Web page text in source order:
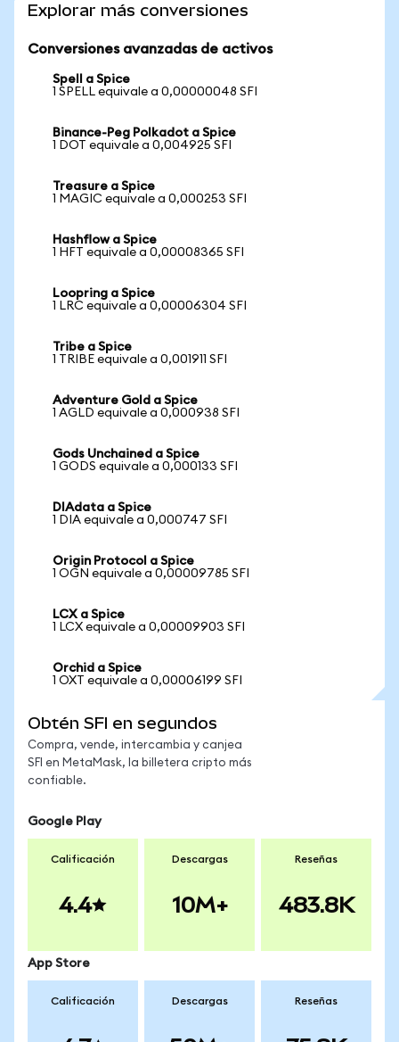
Explorar más conversiones
Conversiones avanzadas de activos
Spell a Spice
1 SPELL equivale a 0,00000048 SFI
Binance-Peg Polkadot a Spice
1 DOT equivale a 0,004925 SFI
Treasure a Spice
1 MAGIC equivale a 0,000253 SFI
Hashflow a Spice
1 HFT equivale a 0,00008365 SFI
Loopring a Spice
1 LRC equivale a 0,00006304 SFI
Tribe a Spice
1 TRIBE equivale a 0,001911 SFI
Adventure Gold a Spice
1 AGLD equivale a 0,000938 SFI
Gods Unchained a Spice
1 GODS equivale a 0,000133 SFI
DIAdata a Spice
1 DIA equivale a 0,000747 SFI
Origin Protocol a Spice
1 OGN equivale a 0,00009785 SFI
LCX a Spice
1 LCX equivale a 0,00009903 SFI
Orchid a Spice
1 OXT equivale a 0,00006199 SFI
Obtén SFI en segundos
Compra, vende, intercambia y canjea
SFI en MetaMask, la billetera cripto más
confiable.
Google Play
Calificación
4.4
Descargas
10M+
Reseñas
483.8K
App Store
Calificación Descargas Reseñas